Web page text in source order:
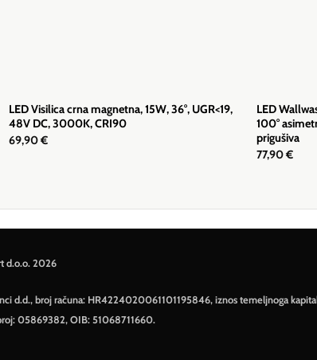
LED Visilica crna magnetna, 15W, 36°, UGR<19,
48V DC, 3000K, CRI90
69,90€
LED
100°
prigušiva
77,90€
d.o.o. 2026
d.d., broj računa: HR4224020061101195846, iznos temeljnoga
05869382, OIB: 51068711660.